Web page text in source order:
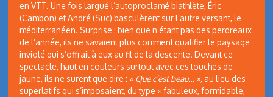
en VTT. Une fois largué l’autoproclamé biathlète, Éric
(Cambon) et André (Suc) basculèrent sur l’autre versant, le
méditerranéen. Surprise : bien que n’étant pas des perdreaux
de l’année, ils ne savaient plus comment qualifier le paysage
inviolé qui s’offrait à eux au fil de la descente. Devant ce
spectacle, haut en couleurs surtout avec ces touches de
jaune, ils ne surent que dire : « Que c’est beau… », au lieu des
superlatifs qui s’imposaient, du type « fabuleux, formidable,